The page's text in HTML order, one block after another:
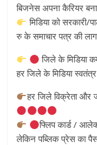
बिजनेस अपना कैरियर
मिडिया को सरकारी/
रु के समाचार पत्र की
जिले के मिडिया
हर जिले के मिडिया
हर जिले विक्रेता और
फ्लिप कार्ड /
लेकिन पब्लिक प्रेस का